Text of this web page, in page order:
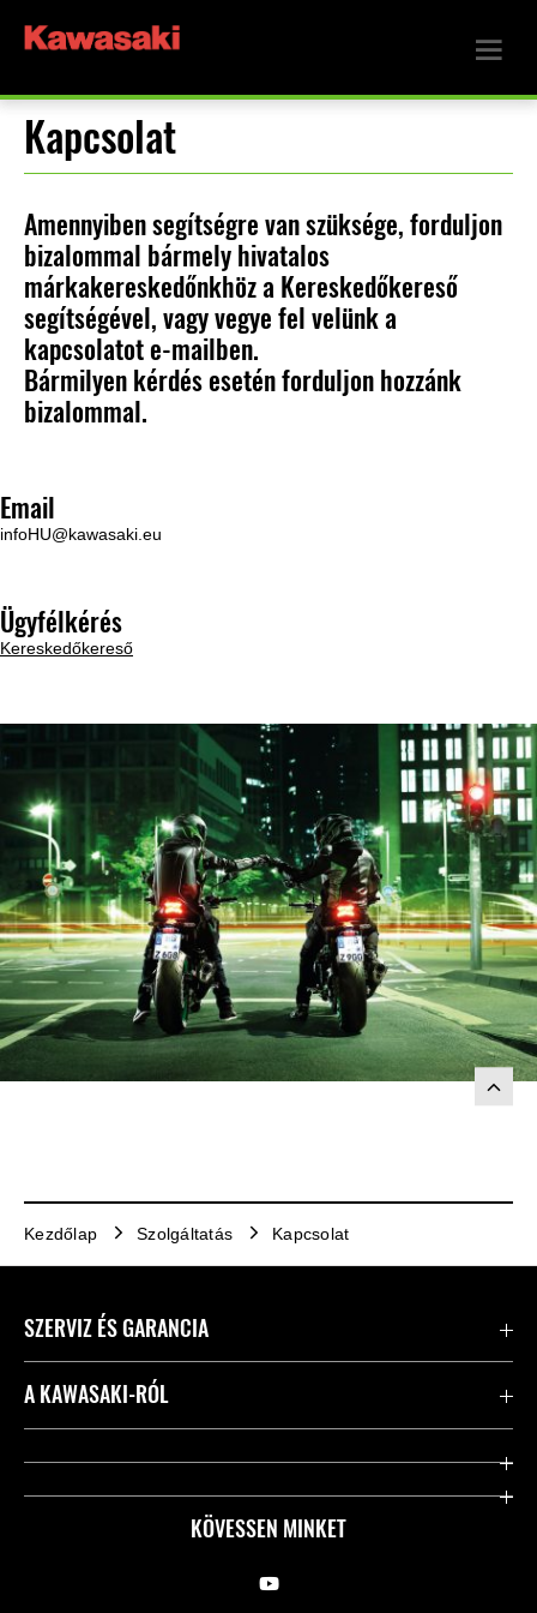
Kapcsolat
Amennyiben segítségre van szüksége, forduljon
bizalommal bármely hivatalos
márkakereskedőnkhöz a Kereskedőkereső
segítségével, vagy vegye fel velünk a
kapcsolatot e-mailben.
Bármilyen kérdés esetén forduljon hozzánk
bizalommal.
Email
infoHU@kawasaki.eu
Ügyfélkérés
Kereskedőkereső
Kezdőlap Szolgáltatás Kapcsolat
KÖVESSEN MINKET
SZERVIZ ÉS GARANCIA
Kapcsolat
Hasznos linkek
A KAWASAKI-RÓL
Vállalatunk